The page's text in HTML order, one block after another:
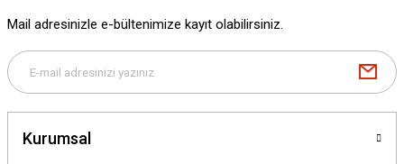
Bu ürüne benzer farklı alternatifler olmalı.
Mail adresinizle e-bültenimize kayıt olabilirsiniz.
Kurumsal